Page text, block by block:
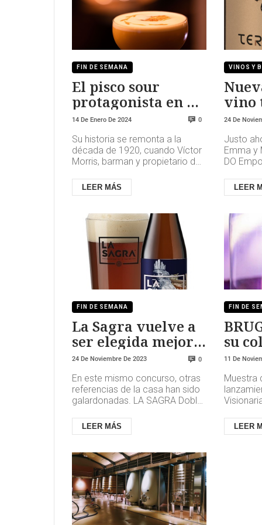
FIN DE SEMANA
El pisco sour
protagonista en el
Latigazo
14 De Enero De 2024 0
Su historia se remonta a la
década de 1920, cuando Víctor
Morris, barman y propietario del
estadounidense resid...
LEER MÁS
VINOS Y
vino
2017
24 De
Justo
Emma y
DO
llega a
LEER
FIN DE SEMANA
La Sagra vuelve a
ser elegida mejor
cerveza de España
24 De Noviembre De 2023 0
En este mismo concurso, otras
referencias de la casa han sido
galardonadas. LA SAGRA Doble
obtenido también la medall...
LEER MÁS
FIN DE
11 De
Muestra
Jassil
fa...
LEER